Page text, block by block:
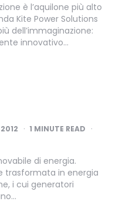
è l’aquilone più alto
Kite Power Solutions
dell’immaginazione:
innovativo…
1 MINUTE READ
di energia.
trasformata in energia
i cui generatori